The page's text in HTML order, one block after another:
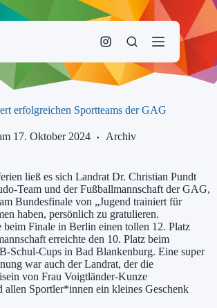
erfolgreichen Sportteams der GAG
17. Oktober 2024 Archiv
ließ es sich Landrat Dr. Christian Pundt
Team und der Fußballmannschaft der GAG,
Bundesfinale von „Jugend trainiert für
haben, persönlich zu gratulieren.
beim Finale in Berlin einen tollen 12. Platz
erreichte den 10. Platz beim
Schul-Cups in Bad Blankenburg. Eine super
war auch der Landrat, der die
von Frau Voigtländer-Kunze
allen Sportler*innen ein kleines Geschenk